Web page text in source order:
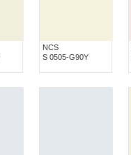
NCS
S 0505-G90Y